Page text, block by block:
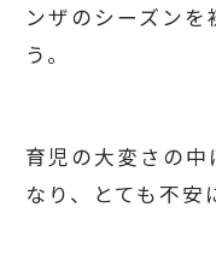
ンザのシーズンを
う。
育児の大変さの
なり、とても不安